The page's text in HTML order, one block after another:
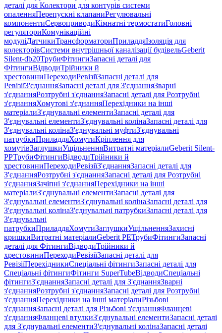
деталі для Колектори для контурів системи
опаленняПерепускні клапаниРегулювальні
компонентиСервоприводиКімнатні термостатиГоловні
регуляториКомунікаційні
модуліДатчикиТрансформаториПриладдяІзоляція для
колекторівСистеми внутрішньої каналізації будівельGeberit
Silent-db20ТрубиФітингиЗапасні деталі для
ФітингиВідводиТрійники й
хрестовиниПереходиРевізіїЗапасні деталі для
РевізіїЗ'єднанняЗапасні деталі для З'єднанняЗварні
з'єднанняРозтрубні з'єднанняЗапасні деталі для Розтрубні
з'єднанняХомутові з'єднанняПерехідники на інші
матеріалиЗ'єднувальні елементиЗапасні деталі для
З'єднувальні елементиЗ'єднувальні колінаЗапасні деталі для
З'єднувальні колінаЗ'єднувальні муфтиЗ'єднувальні
патрубкиПриладдяХомутиКріплення для
хомутівЗаглушкиУщільненняВитратні матеріалиGeberit Silent-
PPТрубиФітингиВідводиТрійники й
хрестовиниПереходиРевізіїЗ'єднанняЗапасні деталі для
З'єднанняРозтрубні з'єднанняЗапасні деталі для Розтрубні
з'єднанняЗачіпні з'єднанняПерехідники на інші
матеріалиЗ'єднувальні елементиЗапасні деталі для
З'єднувальні елементиЗ'єднувальні колінаЗапасні деталі для
З'єднувальні колінаЗ'єднувальні патрубкиЗапасні деталі для
З'єднувальні
патрубкиПриладдяХомутиЗаглушкиУщільненняЗахисні
кришкиВитратні матеріалиGeberit PEТрубиФітингиЗапасні
деталі для ФітингиВідводиТрійники й
хрестовиниПереходиРевізіїЗапасні деталі для
РевізіїПерехідникиСпеціальні фітингиЗапасні деталі для
Спеціальні фітингиФітинги SuperTubeВідводиСпеціальні
фітингиЗ'єднанняЗапасні деталі для З'єднанняЗварні
з'єднанняРозтрубні з'єднанняЗапасні деталі для Розтрубні
з'єднанняПерехідники на інші матеріалиРізьбові
з'єднанняЗапасні деталі для Різьбові з'єднанняФланцеві
з'єднанняФланцеві втулкиЗ'єднувальні елементиЗапасні деталі
для З'єднувальні елементиЗ'єднувальні колінаЗапасні деталі